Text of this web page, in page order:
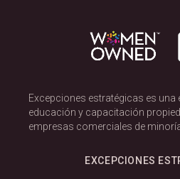
Excepciones estratégicas es una
educación y capacitación
empresas comerciales de
EXCEPCIONES